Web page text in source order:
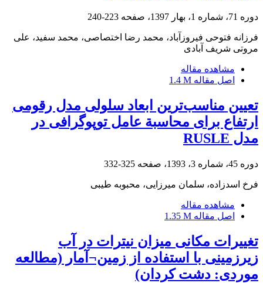
دوره 71، شماره 1، بهار 1397، صفحه 223-240
فرزانه فتوحی فیروزآباد، محمد رضا اختصاصی، محمد سفید، علی
مروتی شریف آبادی
مشاهده مقاله
اصل مقاله 1.4 M
تعیین مناسب‌ترین ابعاد سلولی مدل رقومی
ارتفاع برای محاسبة عامل توپوگرافی در
مدل RUSLE
دوره 45، شماره 3، 1393، صفحه 325-332
فرخ اسدزاده، سلمان میرزایی، محبوبه طیبی
مشاهده مقاله
اصل مقاله 1.35 M
تغییرات مکانی میزان نیترات در آب
زیرزمینی با استفاده از زمین¬آمار (مطالعه
موردی: دشت کردان)